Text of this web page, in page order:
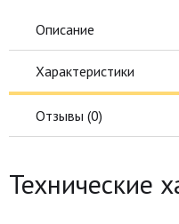
Описание
Характеристики
Отзывы (0)
Технические